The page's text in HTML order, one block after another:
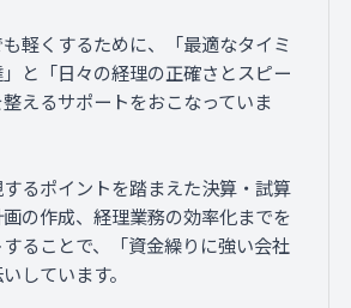
軽くするために、「最適なタイミ
と「日々の経理の正確さとスピー
えるサポートをおこなっていま
るポイントを踏まえた決算・試算
の作成、経理業務の効率化までを
ることで、「資金繰りに強い会社
しています。